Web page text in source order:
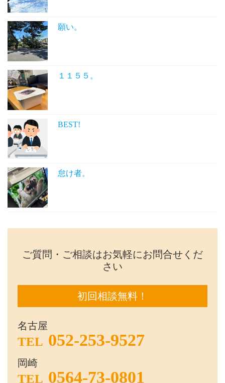
願い。
１１５５。
BEST!
怠け者。
ご質問・ご相談はお気軽にお問合せくだ
さい
初回相談無料！
名古屋
TEL 052-253-9527
岡崎
TEL 0564-73-0801